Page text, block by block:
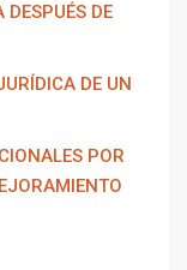
DESPUÉS DE
DE UN
POR